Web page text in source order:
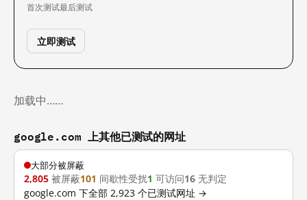
首次测试最后测试
立即测试
加载中……
google.com 上其他已测试的网址
大部分被屏蔽
2,805 被屏蔽101 间歇性受扰1 可访问16 无判定
google.com 下全部 2,923 个已测试网址 →